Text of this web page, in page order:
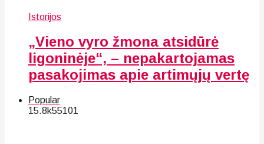
Istorijos
„Vieno vyro žmona atsidūrė
ligoninėje“, – nepakartojamas
pasakojimas apie artimųjų vertę
Popular
15.8k55101